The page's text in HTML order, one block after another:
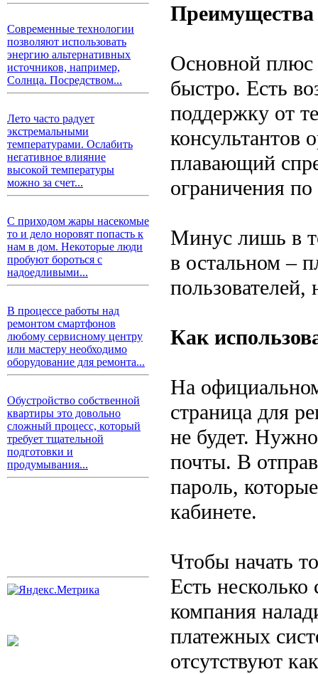
Современные технологии
позволяют использовать
энергию альтернативных
источников, например,
Солнца. Посредством...
Лето часто радует
экстремальными
температурами. Ослабить
негативное влияние
высокой температуры
можно за счет...
С приходом жары насекомые
то и дело норовят попасть к
нам в дом. Некоторые люди
пробуют бороться с
надоедливыми...
В процессе работы над
ремонтом смартфонов
любому сервисному центру
или мастеру необходимо
оборудование для ремонта...
Обустройство собственной
квартиры это довольно
сложный процесс, который
требует тщательной
подготовки и
продумывания...
Основной плюс
быстро. Есть
поддержку от
консультантов
плавающий
ограничения
Минус лишь в
в остальном –
Как
На
страница для
не будет.
почты. В
пароль,
кабинете.
Чтобы начать
Есть
компания
платежных
отсутствуют